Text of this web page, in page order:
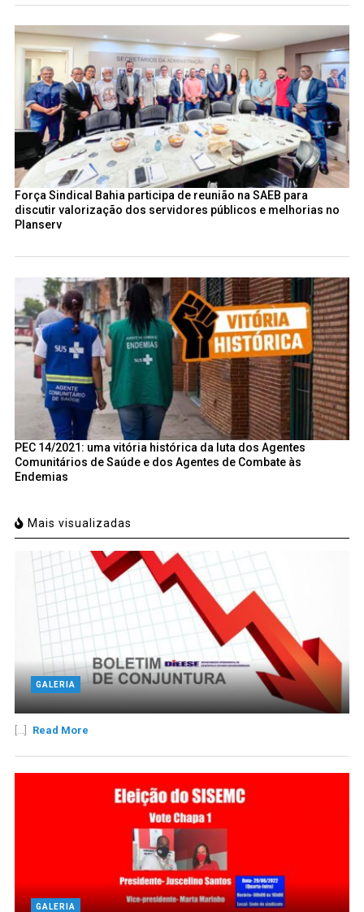
Força Sindical Bahia participa de reunião na SAEB para
discutir valorização dos servidores públicos e melhorias no
Planserv
PEC 14/2021: uma vitória histórica da luta dos Agentes
Comunitários de Saúde e dos Agentes de Combate às
Endemias
Mais visualizadas
GALERIA
[...] Read More
GALERIA